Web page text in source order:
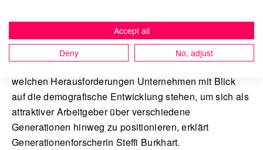
eine starke Arbeitgebermarke aufbaut und Jonny
Böhm, Director Digital Marketing bei fischerAppelt,
zeigt die strategische und kreative Rolle von Paid und
Owned Social Media in der Candidate Journey auf. Vor
welchen Herausforderungen Unternehmen mit Blick
auf die demografische Entwicklung stehen, um sich als
attraktiver Arbeitgeber über verschiedene
Generationen hinweg zu positionieren, erklärt
Generationenforscherin Steffi Burkhart.
Accept all
Deny
No, adjust